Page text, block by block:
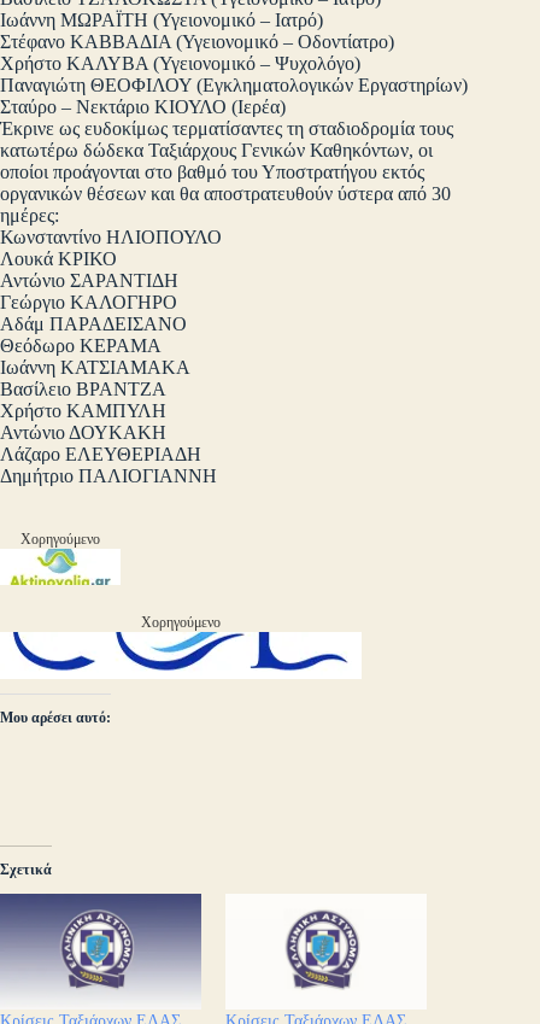
Ιωάννη ΜΩΡΑΪΤΗ (Υγειονομικό – Ιατρό)
Στέφανο ΚΑΒΒΑΔΙΑ (Υγειονομικό – Οδοντίατρο)
Χρήστο ΚΑΛΥΒΑ (Υγειονομικό – Ψυχολόγο)
Παναγιώτη ΘΕΟΦΙΛΟΥ (Εγκληματολογικών Εργαστηρίων)
Σταύρο – Νεκτάριο ΚΙΟΥΛΟ (Ιερέα)
Έκρινε ως ευδοκίμως τερματίσαντες τη σταδιοδρομία τους
κατωτέρω δώδεκα Ταξιάρχους Γενικών Καθηκόντων, οι
οποίοι προάγονται στο βαθμό του Υποστρατήγου εκτός
οργανικών θέσεων και θα αποστρατευθούν ύστερα από 30
ημέρες:
Κωνσταντίνο ΗΛΙΟΠΟΥΛΟ
Λουκά ΚΡΙΚΟ
Αντώνιο ΣΑΡΑΝΤΙΔΗ
Γεώργιο ΚΑΛΟΓΗΡΟ
Αδάμ ΠΑΡΑΔΕΙΣΑΝΟ
Θεόδωρο ΚΕΡΑΜΑ
Ιωάννη ΚΑΤΣΙΑΜΑΚΑ
Βασίλειο ΒΡΑΝΤΖΑ
Χρήστο ΚΑΜΠΥΛΗ
Αντώνιο ΔΟΥΚΑΚΗ
Λάζαρο ΕΛΕΥΘΕΡΙΑΔΗ
Δημήτριο ΠΑΛΙΟΓΙΑΝΝΗ
Χορηγούμενο
Χορηγούμενο
Μου αρέσει αυτό:
Σχετικά